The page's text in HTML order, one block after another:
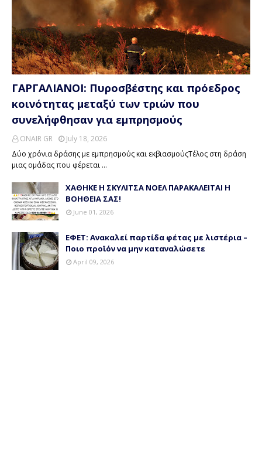
ΓΑΡΓΑΛΙΑΝΟΙ: Πυροσβέστης και πρόεδρος
κοινότητας μεταξύ των τριών που
συνελήφθησαν για εμπρησμούς
ONAIR GR
July 18, 2026
Δύο χρόνια δράσης με εμπρησμούς και εκβιασμούςΤέλος στη δράση
μιας ομάδας που φέρεται …
ΧΑΘΗΚΕ Η ΣΚΥΛΙΤΣΑ ΝΟΕΛ ΠΑΡΑΚΑΛΕΙΤΑΙ Η
ΒΟΗΘΕΙΑ ΣΑΣ!
June 01, 2026
ΕΦΕΤ: Ανακαλεί παρτίδα φέτας με λιστέρια –
Ποιο προϊόν να μην καταναλώσετε
April 09, 2026